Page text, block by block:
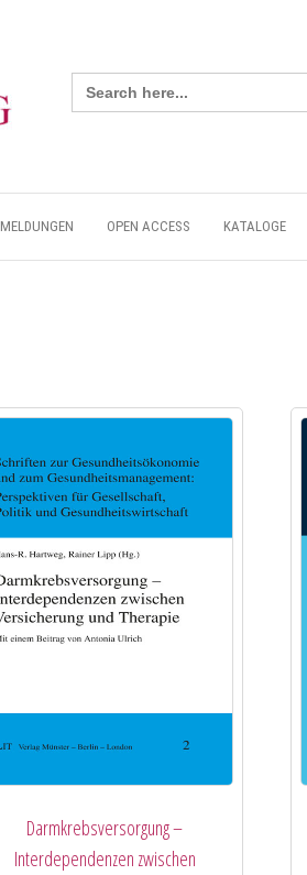
Search
for:
MELDUNGEN OPEN ACCESS KATALOGE
Darmkrebsversorgung –
Interdependenzen zwischen